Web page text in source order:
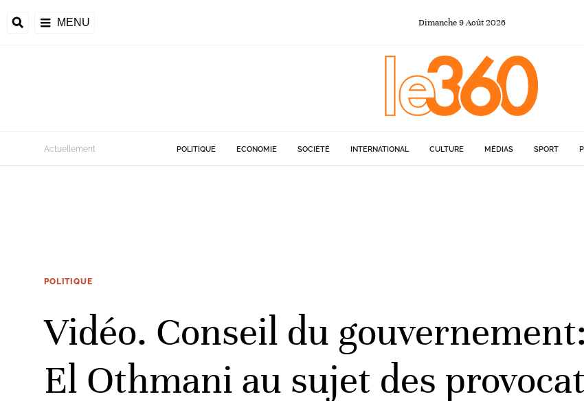
MENU Dimanche 9Août 2026
Actuellement POLITIQUE ECONOMIE SOCIÉTÉ INTERNATIONAL CULTURE MÉDIAS SPORT
POLITIQUE
Vidéo. Conseil du
El Othmani au sujet des